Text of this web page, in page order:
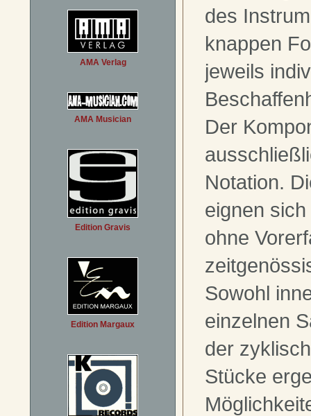
AMA Verlag
AMA Musician
Edition Gravis
Edition Margaux
des
knappen
jeweils
Der
Notation.
eignen
ohne
Sowohl
einzelnen
der
Stücke